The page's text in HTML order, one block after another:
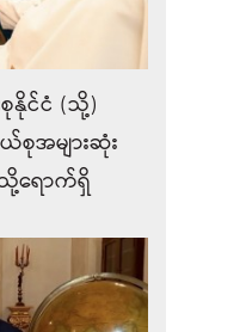
စုနိုင်ငံ (သို့)
စုအများဆုံး
ရောက်ရှိ